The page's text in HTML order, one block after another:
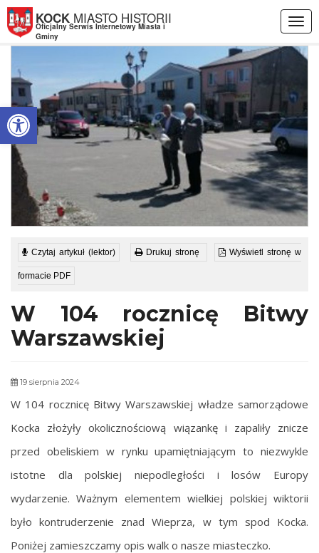
Otwórz pasek narzędzi
KOCK MIASTO HISTORII
Oficjalny Serwis Internetowy Miasta i
Gminy
Czytaj artykuł (lektor) Drukuj stronę Wyświetl stronę w
formacie PDF
W 104 rocznicę Bitwy
Warszawskiej
19 sierpnia 2024
W 104 rocznicę Bitwy Warszawskiej władze samorządowe
Kocka złożyły okolicznościową wiązankę i zapaliły znicze
przed obeliskiem w rynku upamiętniającym to niezwykle
istotne dla polskiej niepodległości i losów Europy
wydarzenie. Ważnym elementem wielkiej polskiej wiktorii
było kontruderzenie znad Wieprza, w tym spod Kocka.
Poniżej zamieszczamy opis walk o nasze miasteczko.